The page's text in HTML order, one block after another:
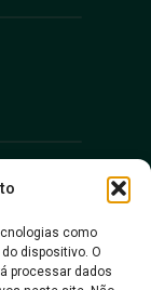
como
dispositivo. O
processar dados